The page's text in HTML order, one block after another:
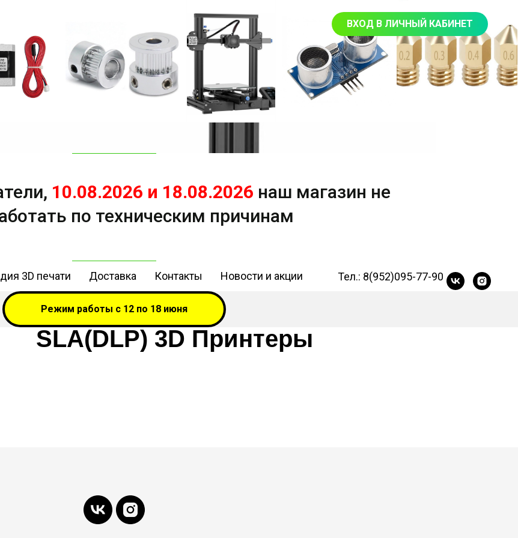
10.08.2026 и 18.08.2026 наш магазин не
по техническим причинам
3D печати Доставка Контакты Новости и акции Тел.: 8(952)095-77-90
ВХОД В ЛИЧНЫЙ КАБИНЕТ
Режим работы с 12 по 18 июня
SLA(DLP) 3D Принтеры